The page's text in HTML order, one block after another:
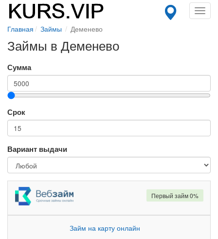
Главная Займы Деменево
Займы в Деменево
Сумма
Срок
Вариант выдачи
Займ на карту онлайн
Первый займ 0%